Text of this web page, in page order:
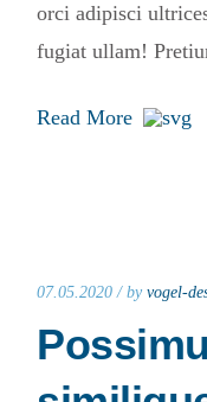
orci adipisci
fugiat ullam!
Read More
07.05.2020 / by vogel-